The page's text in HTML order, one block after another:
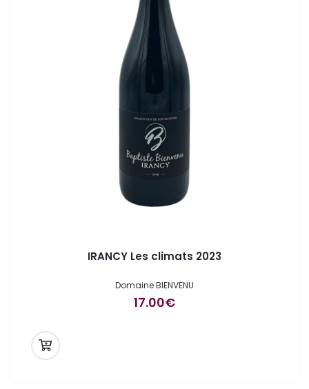
IRANCY Les climats 2023
Domaine BIENVENU
17.00€